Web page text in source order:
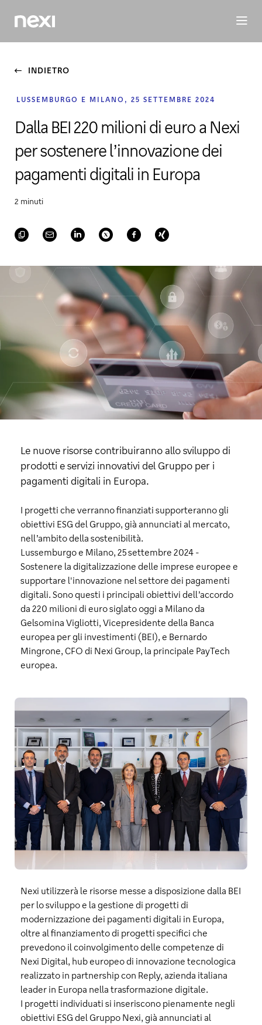
BUSINESSINVESTORSSOSTENIBILITÀPERSONE
INDIETRO
LUSSEMBURGO E MILANO, 25 SETTEMBRE 2024
Dalla BEI 220 milioni di euro a Nexi
per sostenere l’innovazione dei
pagamenti digitali in Europa
2 minuti
Le nuove risorse contribuiranno allo sviluppo di
prodotti e servizi innovativi del Gruppo per i
pagamenti digitali in Europa.
I progetti che verranno finanziati supporteranno gli
obiettivi ESG del Gruppo, già annunciati al mercato,
nell’ambito della sostenibilità.
Lussemburgo e Milano, 25 settembre 2024 -
Sostenere la digitalizzazione delle imprese europee e
supportare l'innovazione nel settore dei pagamenti
digitali. Sono questi i principali obiettivi dell’accordo
da 220 milioni di euro siglato oggi a Milano da
Gelsomina Vigliotti, Vicepresidente della Banca
europea per gli investimenti (BEI), e Bernardo
Mingrone, CFO di Nexi Group, la principale PayTech
europea.
Nexi utilizzerà le risorse messe a disposizione dalla BEI
per lo sviluppo e la gestione di progetti di
modernizzazione dei pagamenti digitali in Europa,
oltre al finanziamento di progetti specifici che
prevedono il coinvolgimento delle competenze di
Nexi Digital, hub europeo di innovazione tecnologica
realizzato in partnership con Reply, azienda italiana
leader in Europa nella trasformazione digitale.
I progetti individuati si inseriscono pienamente negli
obiettivi ESG del Gruppo Nexi, già annunciati al